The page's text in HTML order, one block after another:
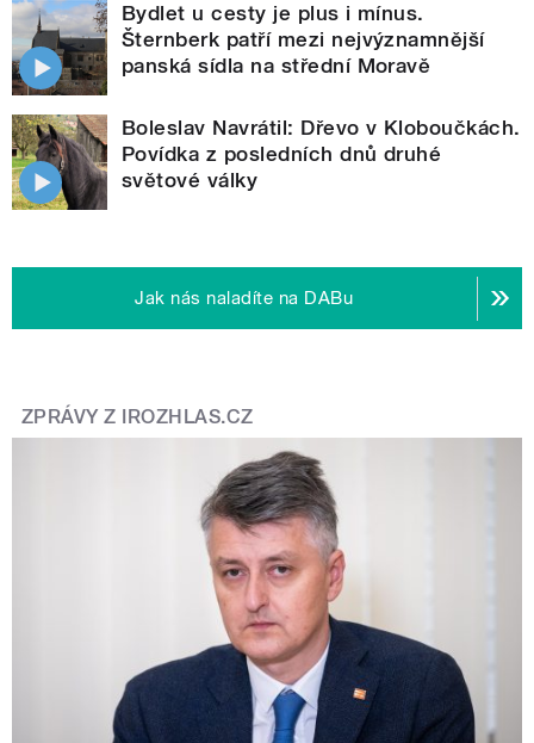
Bydlet u cesty je plus i mínus.
Šternberk patří mezi nejvýznamnější
panská sídla na střední Moravě
Boleslav Navrátil: Dřevo v Kloboučkách.
Povídka z posledních dnů druhé
světové války
Jak nás naladíte na DABu
ZPRÁVY Z IROZHLAS.CZ